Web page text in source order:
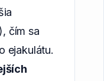
čím sa
ejakulátu.